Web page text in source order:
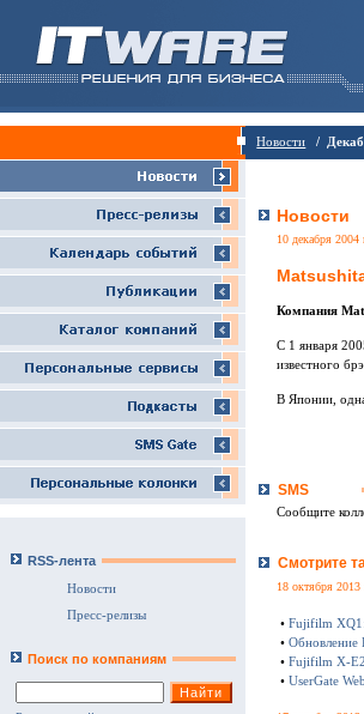
Новости /
RSS-лента
Новости
Пресс-релизы
Поиск по компаниям
Новости
10 декабря 2004
Компания
C 1 января
известного
В Японии,
SMS
Сообщите
Смотрите
18 октября 2013
• Fujifilm XQ1:
• Обновление
• Fujifilm X-
• UserGate